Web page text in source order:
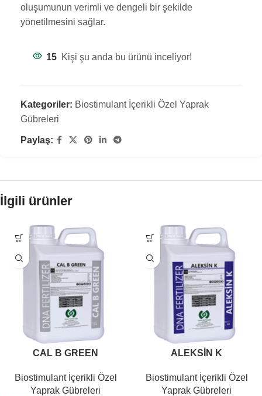
oluşumunun verimli ve dengeli bir şekilde
yönetilmesini sağlar.
15 Kişi şu anda bu ürünü inceliyor!
Kategoriler: Biostimulant İçerikli Özel Yaprak
Gübreleri
Paylaş:
İlgili ürünler
CAL B GREEN
Biostimulant İçerikli Özel
Yaprak Gübreleri
ALEKSİN K
Biostimulant İçerikli Özel
Yaprak Gübreleri